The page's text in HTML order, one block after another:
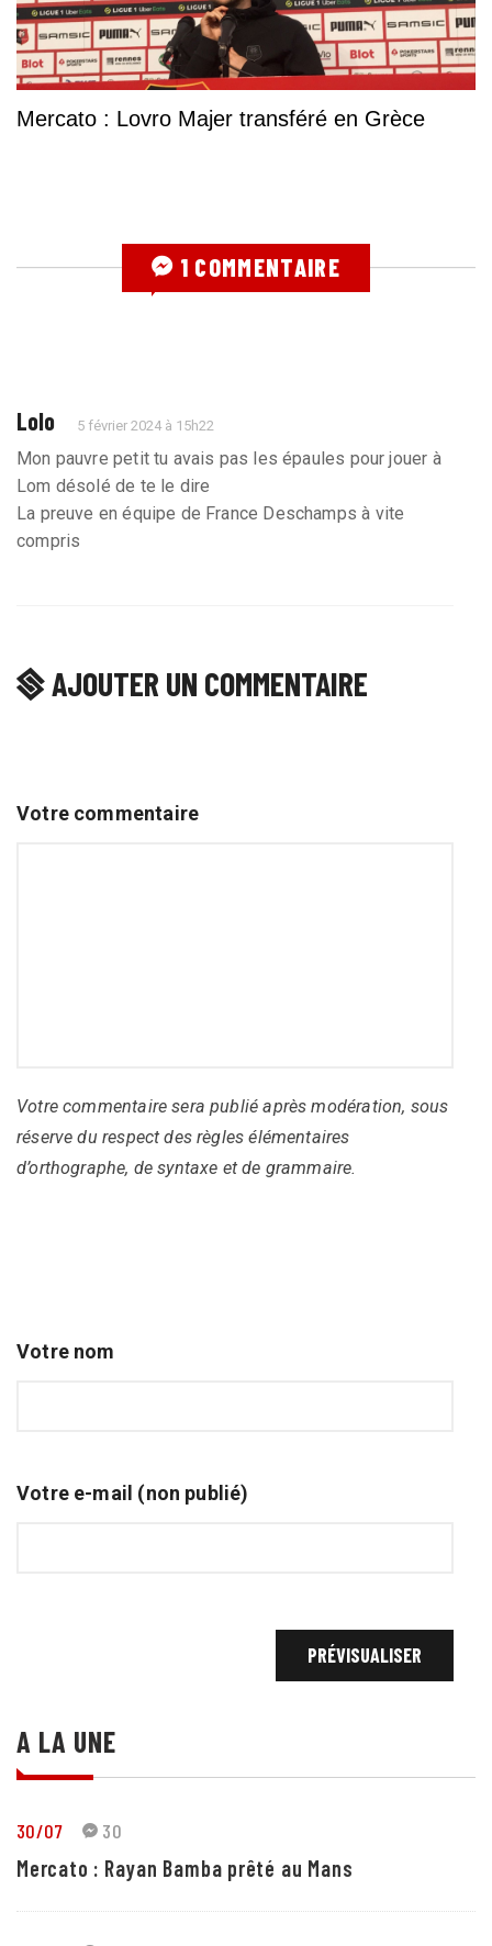
Mercato : Lovro Majer transféré en Grèce
1 COMMENTAIRE
Lolo 5 février 2024 à 15h22
Mon pauvre petit tu avais pas les épaules pour jouer à
Lom désolé de te le dire
La preuve en équipe de France Deschamps à vite
compris
AJOUTER UN COMMENTAIRE
Votre commentaire
Votre commentaire sera publié après modération, sous
réserve du respect des règles élémentaires
d’orthographe, de syntaxe et de grammaire.
Votre nom
Votre e-mail (non publié)
A LA UNE
30/07 30
Mercato : Rayan Bamba prêté au Mans